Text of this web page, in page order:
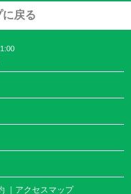
戻る
｜アクセスマップ